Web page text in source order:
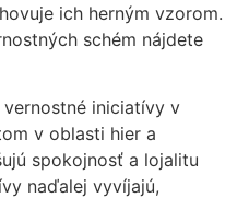
ich herným vzorom.
schém nájdete
iniciatívy v
v oblasti hier a
spokojnosť a lojalitu
naďalej vyvíjajú,